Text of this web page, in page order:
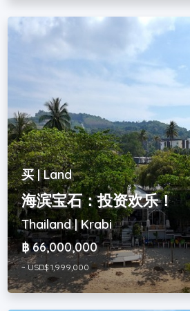
买 | Land
海滨宝石：投资欢乐！
Thailand | Krabi
฿ 66,000,000
~ USD$ 1,999,000